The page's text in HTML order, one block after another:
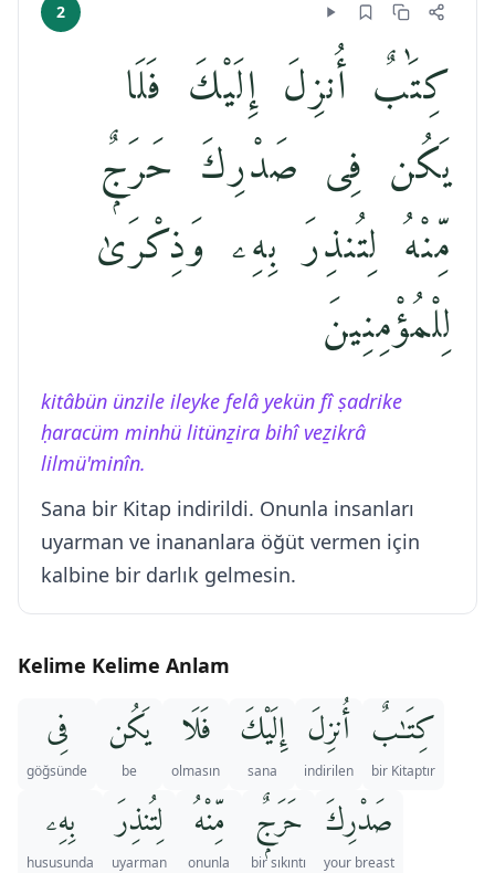
2
كِتَٰبٌ أُنزِلَ إِلَيْكَ فَلَا
يَكُن فِى صَدْرِكَ حَرَجٌۭ
مِّنْهُ لِتُنذِرَ بِهِۦ وَذِكْرَىٰ
لِلْمُؤْمِنِينَ
kitâbün ünzile ileyke felâ yekün fî ṣadrike
ḥaracüm minhü litünẕira bihî veẕikrâ
lilmü'minîn.
Sana bir Kitap indirildi. Onunla insanları
uyarman ve inananlara öğüt vermen için
kalbine bir darlık gelmesin.
Kelime Kelime Anlam
كِتَـٰبٌ
bir Kitaptır
أُنزِلَ
indirilen
إِلَيْكَ
sana
فَلَا
olmasın
يَكُن
be
فِى
göğsünde
صَدْرِكَ
your breast
حَرَجٌۭ
bir sıkıntı
مِّنْهُ
onunla
لِتُنذِرَ
uyarman
بِهِۦ
hususunda